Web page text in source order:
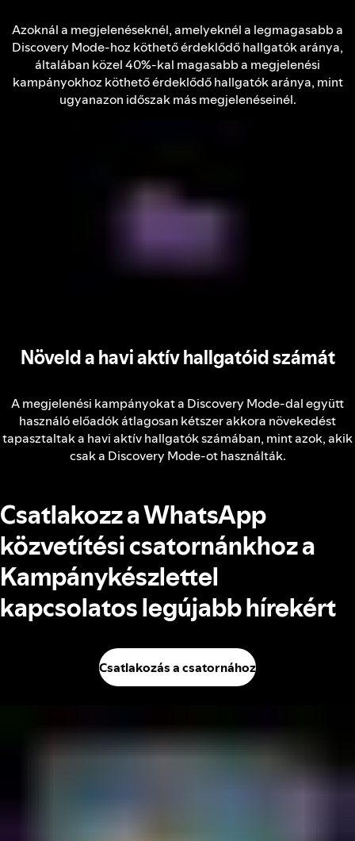
Azoknál a megjelenéseknél, amelyeknél a legmagasabb a
Discovery Mode-hoz köthető érdeklődő hallgatók aránya,
általában közel 40%-kal magasabb a megjelenési
kampányokhoz köthető érdeklődő hallgatók aránya, mint
ugyanazon időszak más megjelenéseinél.
Növeld a havi aktív hallgatóid számát
A megjelenési kampányokat a Discovery Mode-dal együtt
használó előadók átlagosan kétszer akkora növekedést
tapasztaltak a havi aktív hallgatók számában, mint azok, akik
csak a Discovery Mode-ot használták.
Csatlakozz a WhatsApp
közvetítési csatornánkhoz a
Kampánykészlettel
kapcsolatos legújabb hírekért
Csatlakozás a csatornához